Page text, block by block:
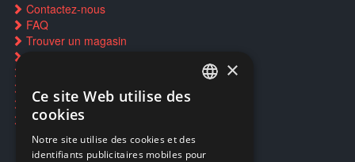
Contactez-nous
FAQ
Trouver un magasin
Restauration CD griffés
Réparations & SAV
Smartpoints
×
Ce site Web utilise des
cookies
Notre site utilise des cookies et des
identifiants publicitaires mobiles pour